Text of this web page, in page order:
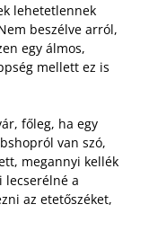
lehetetlennek
beszélve arról,
egy álmos,
mellett ez is
főleg, ha egy
van szó,
megannyi kellék
lecserélné a
az etetőszéket,